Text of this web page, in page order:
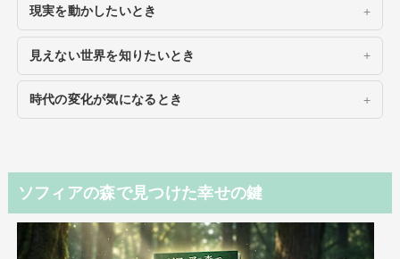
現実を動かしたいとき
見えない世界を知りたいとき
時代の変化が気になるとき
ソフィアの森で見つけた幸せの鍵